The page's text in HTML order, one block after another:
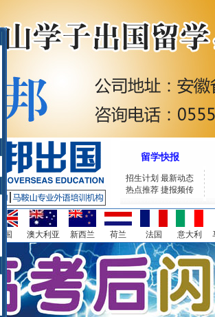
留学快报
招生计划 最新动态
热点推荐 捷报频传
英国 澳大利亚 新西兰 荷兰 法国 意大利